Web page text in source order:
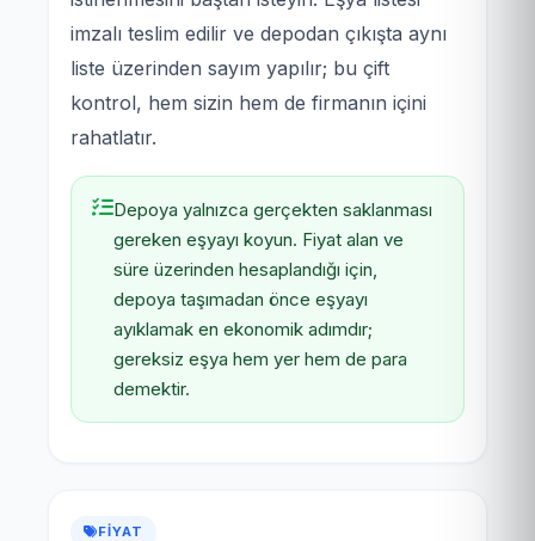
imzalı teslim edilir ve depodan çıkışta aynı
liste üzerinden sayım yapılır; bu çift
kontrol, hem sizin hem de firmanın içini
rahatlatır.
Depoya yalnızca gerçekten saklanması
gereken eşyayı koyun. Fiyat alan ve
süre üzerinden hesaplandığı için,
depoya taşımadan önce eşyayı
ayıklamak en ekonomik adımdır;
gereksiz eşya hem yer hem de para
demektir.
FIYAT